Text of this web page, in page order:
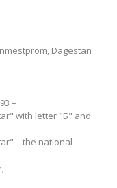
Dagestan
–
with letter "Б" and
– the national